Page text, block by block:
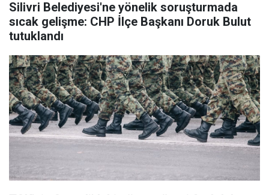
Silivri Belediyesi'ne yönelik soruşturmada
sıcak gelişme: CHP İlçe Başkanı Doruk Bulut
tutuklandı